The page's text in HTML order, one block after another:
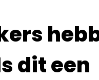
dit een